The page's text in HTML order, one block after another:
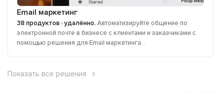
Email маркетинг
38 продуктов · удалённо. Автоматизируйте общение по
электронной почте в бизнесе с клиентами и заказчиками с
помощью решения для Email маркетинга...
Показать все решения